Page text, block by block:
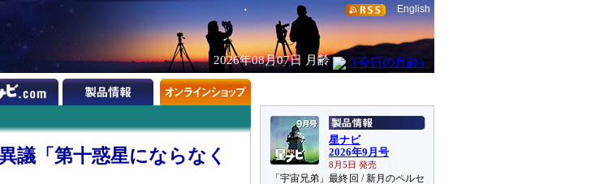
English
2026年08月07日 月齢
議「第十惑星にならなく
星ナビ
2026年9月号
8月5日 発売
「宇宙兄弟」最終回 / 新月のペルセ